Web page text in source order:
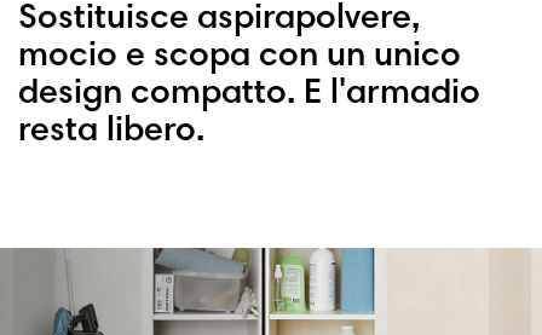
Sostituisce aspirapolvere,
mocio e scopa con un unico
design compatto. E l'armadio
resta libero.